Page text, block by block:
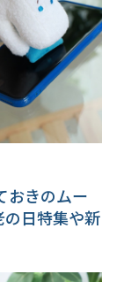
おきのムー
日特集や新